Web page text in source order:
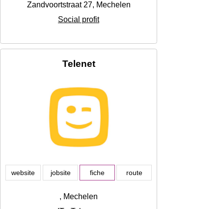
Zandvoortstraat 27, Mechelen
Social profit
Telenet
website jobsite fiche route
, Mechelen